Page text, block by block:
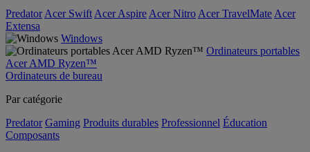
Predator Acer Swift Acer Aspire Acer Nitro Acer TravelMate Acer
Extensa
Windows
Ordinateurs portables
Acer AMD Ryzen™
Ordinateurs de bureau
Par catégorie
Predator Gaming Produits durables Professionnel Éducation
Composants